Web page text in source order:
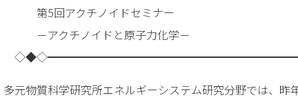
第5回アクチノイドセミナー
－アクチノイドと原子力化学－
多元物質科学研究所エネルギーシステム研究分野では、昨